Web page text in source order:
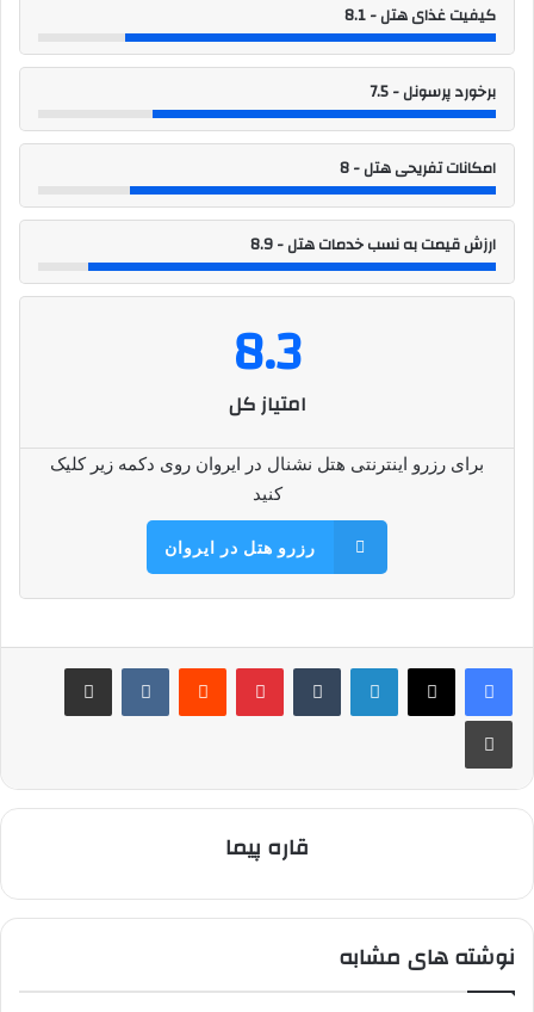
کیفیت غذای هتل - 8.1
برخورد پرسونل - 7.5
امکانات تفریحی هتل - 8
ارزش قیمت به نسب خدمات هتل - 8.9
8.3
امتیاز کل
برای رزرو اینترنتی هتل نشنال در ایروان روی دکمه زیر کلیک
کنید
رزرو هتل در ایروان
لینکدین ‫تامبلر ‫پین‌ترست‫رددیت ‫VKontakteاشتراک گذاری از طریق ایمیل
چاپ
قاره پیما
نوشته های مشابه